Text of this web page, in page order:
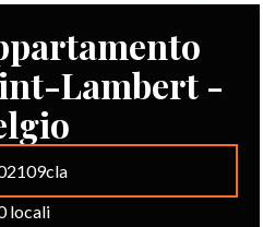
Lambert -
locali